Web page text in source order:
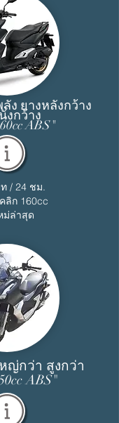
ง ยางหลังกว้าง
งกว้าง
ABS"
/ 24 ชม.
ลิก 160cc
ม่ล่าสุด
ญ่กว่า สูงกว่า
ABS"